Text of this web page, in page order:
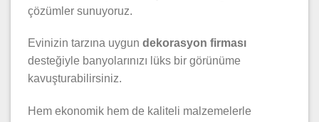
çözümler sunuyoruz.
Evinizin tarzına uygun dekorasyon firması
desteğiyle banyolarınızı lüks bir görünüme
kavuşturabilirsiniz.
Hem ekonomik hem de kaliteli malzemelerle